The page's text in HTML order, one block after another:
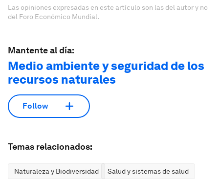
Las opiniones expresadas en este artículo son las del autor y no
del Foro Económico Mundial.
Mantente al día:
Medio ambiente y seguridad de los
recursos naturales
Follow
Temas relacionados:
Naturaleza y Biodiversidad Salud y sistemas de salud